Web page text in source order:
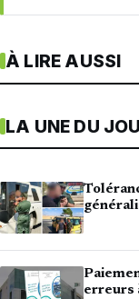
À LIRE AUSSI
LA UNE DU
erreurs